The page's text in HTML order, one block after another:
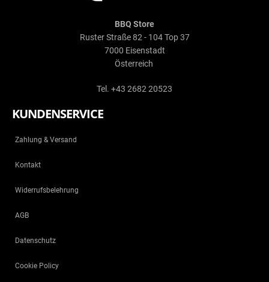
BBQ Store
Ruster Straße 82 - 104 Top 37
7000 Eisenstadt
Österreich
Tel. +43 2682 20523
KUNDENSERVICE
Zahlung & Versand
Kontakt
Widerrufsbelehrung
AGB
Datenschutz
Cookie Policy